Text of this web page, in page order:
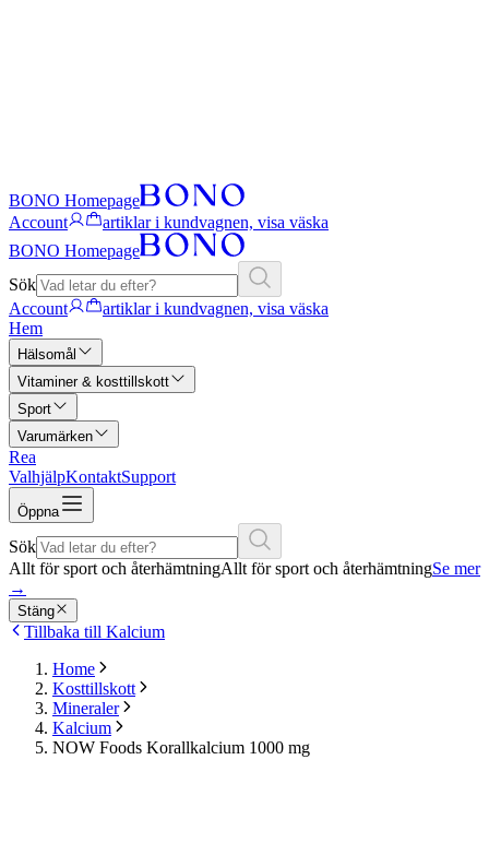
BONO Homepage
Account
artiklar i kundvagnen, visa väska
BONO Homepage
Sök
Account
artiklar i kundvagnen, visa väska
Hem
Hälsomål
Vitaminer & kosttillskott
Sport
Varumärken
Rea
ValhjälpKontaktSupport
Öppna
Sök
Allt för sport och återhämtningAllt för sport och återhämtningSe mer
→
Stäng
Tillbaka till Kalcium
Home
Kosttillskott
Mineraler
Kalcium
NOW Foods Korallkalcium 1000 mg